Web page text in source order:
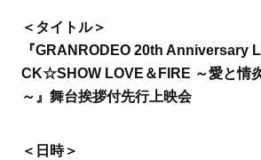
＜タイトル＞
『GRANRODEO 20th Anniversary
CK☆SHOW LOVE＆FIRE ～愛と情
～』舞台挨拶付先行上映会
＜日時＞